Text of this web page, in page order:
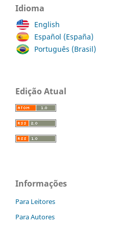
Idioma
English
Español (España)
Português (Brasil)
Edição Atual
Informações
Para Leitores
Para Autores